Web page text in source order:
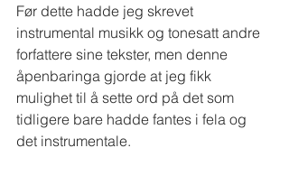
Før dette hadde jeg skrevet
instrumental musikk og tonesatt andre
forfattere sine tekster, men denne
åpenbaringa gjorde at jeg fikk
mulighet til å sette ord på det som
tidligere bare hadde fantes i fela og
det instrumentale.